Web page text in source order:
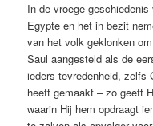
In de vroege
Egypte en het in bezit
van het volk geklonken
Saul aangesteld als de
ieders tevredenheid, zelfs
heeft gemaakt – zo geeft
waarin Hij hem opdraagt